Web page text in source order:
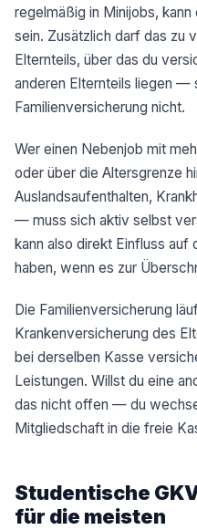
regelmäßig in Minijobs,
sein. Zusätzlich darf das zu
Elternteils, über das du
anderen Elternteils liegen —
Familienversicherung nicht.
Wer einen Nebenjob mit
oder über die Altersgrenze
Auslandsaufenthalten,
— muss sich aktiv selbst
kann also direkt Einfluss auf
haben, wenn es zur
Die Familienversicherung
Krankenversicherung des
bei derselben Kasse
Leistungen. Willst du eine
das nicht offen — du
Mitgliedschaft in die freie
Studentische
für die meisten